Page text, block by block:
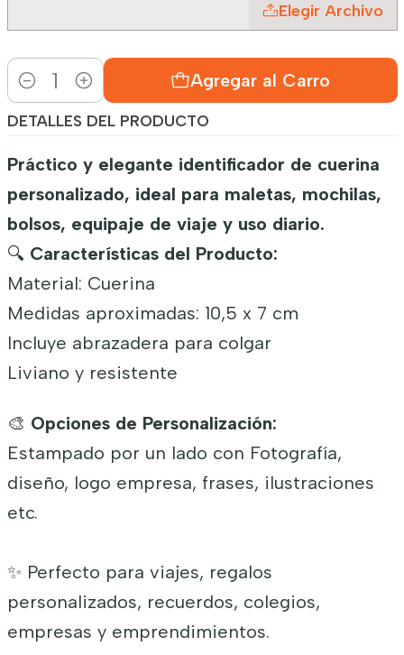
Elegir Archivo
Cantidad
Agregar al Carro
DETALLES DEL PRODUCTO
Práctico y elegante identificador de cuerina
personalizado, ideal para maletas, mochilas,
bolsos, equipaje de viaje y uso diario.
🔍 Características del Producto:
Material: Cuerina
Medidas aproximadas: 10,5 x 7 cm
Incluye abrazadera para colgar
Liviano y resistente
🎨 Opciones de Personalización:
Estampado por un lado con Fotografía,
diseño, logo empresa, frases, ilustraciones
etc.
✨ Perfecto para viajes, regalos
personalizados, recuerdos, colegios,
empresas y emprendimientos.